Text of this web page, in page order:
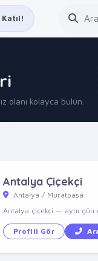
olanı kolayca bulun.
Antalya Çiçekçi
Antalya / Muratpaşa
Antalya çiçekçi — aynı
Profili Gör